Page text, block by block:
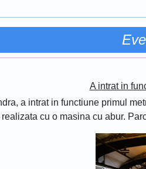
A intrat in
a intrat in functiune primul
cu o masina cu abur.